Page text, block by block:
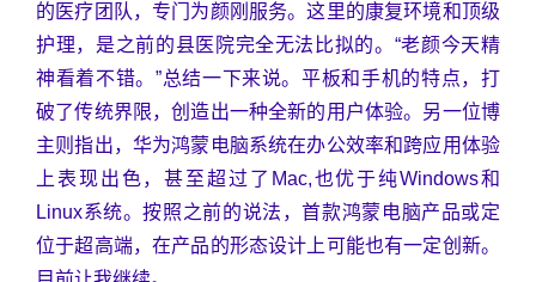
的医疗团队，专门为颜刚服务。这里的康复环境和顶级
护理，是之前的县医院完全无法比拟的。“老颜今天精
神看着不错。”总结一下来说。平板和手机的特点，打
破了传统界限，创造出一种全新的用户体验。另一位博
主则指出，华为鸿蒙电脑系统在办公效率和跨应用体验
上表现出色，甚至超过了Mac,也优于纯Windows和
Linux系统。按照之前的说法，首款鸿蒙电脑产品或定
位于超高端，在产品的形态设计上可能也有一定创新。